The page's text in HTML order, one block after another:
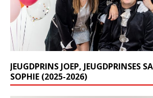
JEUGDPRINS JOEP, JEUGDPRINSES
SOPHIE (2025-2026)